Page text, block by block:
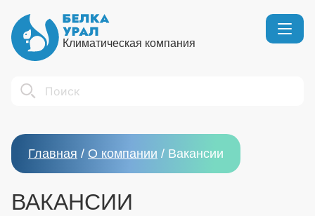
Климатическая компания
Search
Главная / О компании / Вакансии
ВАКАНСИИ
Кондиционеры
Вентиляция
Тепловое оборудование
Реквизиты
Сертификаты